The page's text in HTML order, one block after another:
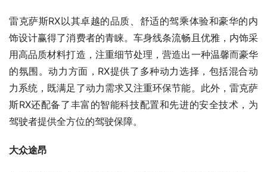
雷克萨斯RX以其卓越的品质、舒适的驾乘体验和豪华的内
饰设计赢得了消费者的青睐。车身线条流畅且优雅，内饰采
用高品质材料打造，注重细节处理，营造出一种温馨而豪华
的氛围。动力方面，RX提供了多种动力选择，包括混合动
力系统，既满足了动力需求又注重环保节能。此外，雷克萨
斯RX还配备了丰富的智能科技配置和先进的安全技术，为
驾驶者提供全方位的驾驶保障。
大众途昂